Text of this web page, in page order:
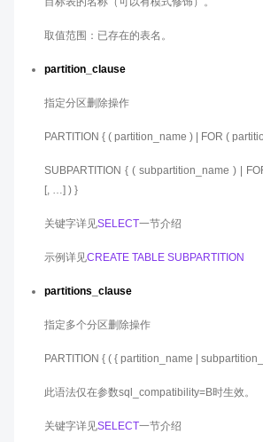
取值范围：已存在的表名。
partition_clause
指定分区删除操作
PARTITION { ( partition_name ) | FOR (
SUBPARTITION { ( subpartition_name ) |
[, …] ) }
关键字详见SELECT一节介绍
示例详见CREATE TABLE SUBPARTITION
partitions_clause
指定多个分区删除操作
PARTITION { ( { partition_name |
此语法仅在参数sql_compatibility=B时生效。
关键字详见SELECT一节介绍